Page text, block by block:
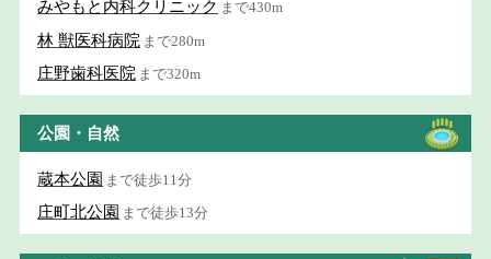
みやもと内科クリニック まで430m
林 獣医科病院 まで280m
庄野歯科医院 まで320m
公園・自然
蔵本公園 まで徒歩11分
庄町北公園 まで徒歩13分